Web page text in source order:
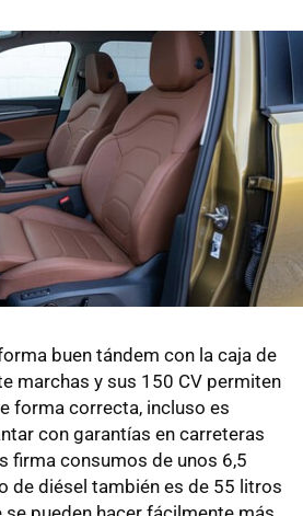
buen tándem con la caja de
marchas y sus 150 CV permiten
forma correcta, incluso es
con garantías en carreteras
firma consumos de unos 6,5
de diésel también es de 55 litros